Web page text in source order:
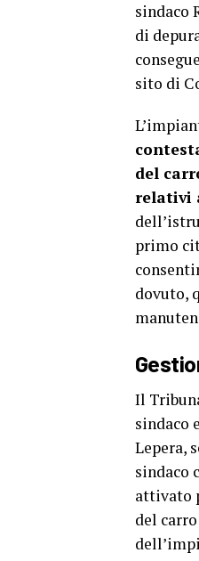
sindaco
di
sito di
del
relativi
primo
dovuto,
Il
sindaco
Lepera,
sindaco
attivato
del